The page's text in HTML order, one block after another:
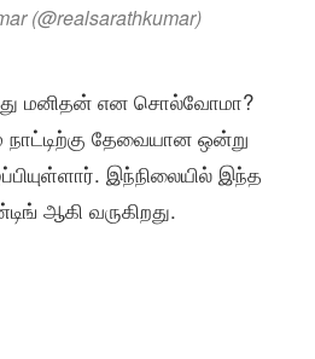
(@realsarathkumar)
மனிதன் என சொல்வோமா?
தேவையான ஒன்று
இந்நிலையில் இந்த
ஆகி வருகிறது.